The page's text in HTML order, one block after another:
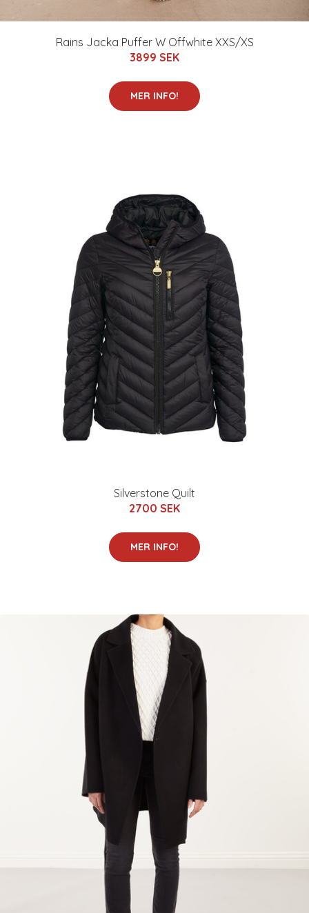
Rains Jacka Puffer W Offwhite XXS/XS
3899 SEK
MER INFO!
Silverstone Quilt
2700 SEK
MER INFO!